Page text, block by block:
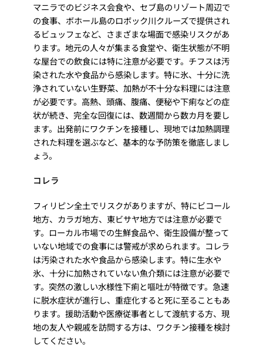
マニラでのビジネス会食や、セブ島のリゾート周辺で
の食事、ボホール島のロボック川クルーズで提供され
るビュッフェなど、さまざまな場面で感染リスクがあ
ります。地元の人々が集まる食堂や、衛生状態が不明
な屋台での飲食には特に注意が必要です。チフスは汚
染された水や食品から感染します。特に氷、十分に洗
浄されていない生野菜、加熱が不十分な料理には注意
が必要です。高熱、頭痛、腹痛、便秘や下痢などの症
状が続き、完全な回復には、数週間から数カ月を要し
ます。出発前にワクチンを接種し、現地では加熱調理
された料理を選ぶなど、基本的な予防策を徹底しまし
ょう。
コレラ
フィリピン全土でリスクがありますが、特にビコール
地方、カラガ地方、東ビサヤ地方では注意が必要で
す。ローカル市場での生鮮食品や、衛生設備が整って
いない地域での食事には警戒が求められます。コレラ
は汚染された水や食品から感染します。特に生水や
氷、十分に加熱されていない魚介類には注意が必要で
す。突然の激しい水様性下痢と嘔吐が特徴です。急速
に脱水症状が進行し、重症化すると死に至ることもあ
ります。援助活動や医療従事者として渡航する方、現
地の友人や親戚を訪問する方は、ワクチン接種を検討
してください。